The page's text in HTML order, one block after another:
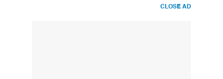
CLOSE AD